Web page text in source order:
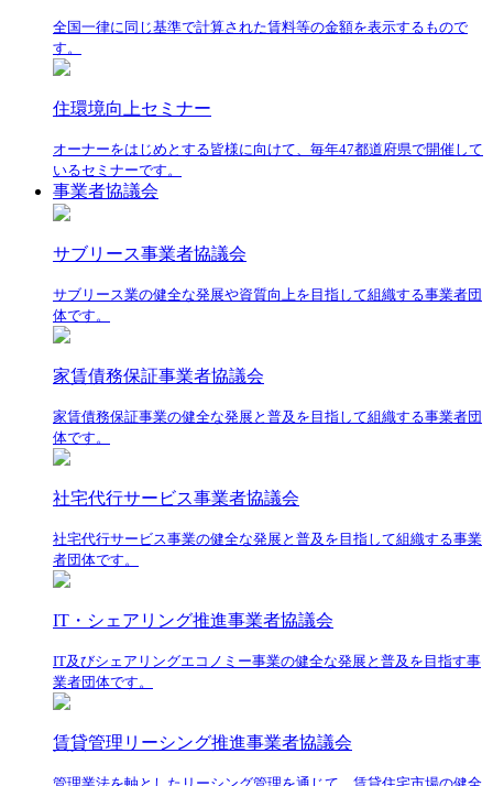
全国一律に同じ基準で計算された賃料等の金額を表示するもので
す。
住環境向上セミナー
オーナーをはじめとする皆様に向けて、毎年47都道府県で開催して
いるセミナーです。
事業者協議会
サブリース事業者協議会
サブリース業の健全な発展や資質向上を目指して組織する事業者団
体です。
家賃債務保証事業者協議会
家賃債務保証事業の健全な発展と普及を目指して組織する事業者団
体です。
社宅代行サービス事業者協議会
社宅代行サービス事業の健全な発展と普及を目指して組織する事業
者団体です。
IT・シェアリング推進事業者協議会
IT及びシェアリングエコノミー事業の健全な発展と普及を目指す事
業者団体です。
賃貸管理リーシング推進事業者協議会